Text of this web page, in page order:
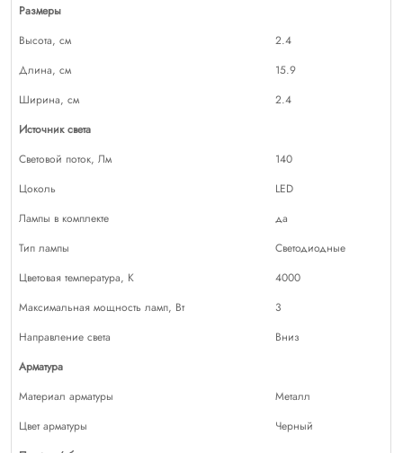
Размеры
Высота, см
2.4
Длина, см
15.9
Ширина, см
2.4
Источник света
Световой поток, Лм
140
Цоколь
LED
Лампы в комплекте
да
Тип лампы
Светодиодные
Цветовая температура, К
4000
Максимальная мощность ламп, Вт
3
Направление света
Вниз
Арматура
Материал арматуры
Металл
Цвет арматуры
Черный